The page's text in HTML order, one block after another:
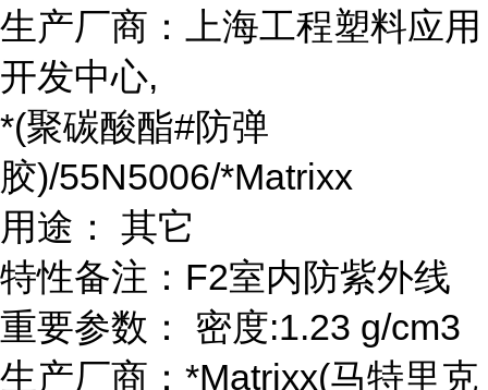
生产厂商：上海工程塑料应用
开发中心,
*(聚碳酸酯#防弹
胶)/55N5006/*Matrixx
用途： 其它
特性备注：F2室内防紫外线
重要参数： 密度:1.23 g/cm3
生产厂商：*Matrixx(马特里克